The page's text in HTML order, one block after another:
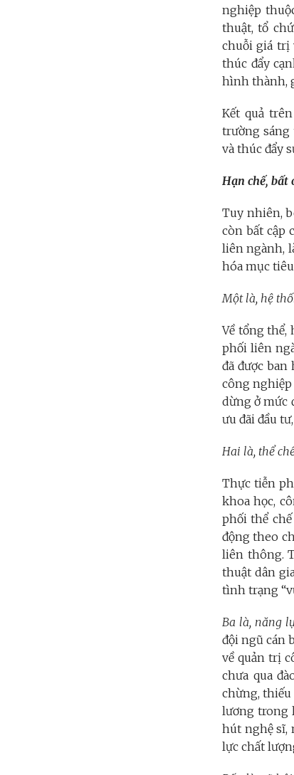
nghiệp
thuật, tổ
chuỗi giá trị
thúc đẩy
hình thành,
Kết quả
trường sáng
và thúc đẩy
Hạn chế, bất
Tuy nhiên,
còn bất cập
liên ngành,
hóa mục
Một là, hệ
Về tổng thể,
phối liên
đã được
công nghiệp
dừng ở mức
ưu đãi đầu
Hai là, thể
Thực tiễn
khoa học,
phối thể
động theo
liên thông.
thuật dân
tình trạng
Ba là, năng
đội ngũ cán
về quản trị
chưa qua
chừng, thiếu
lương trong
hút nghệ sĩ,
lực chất